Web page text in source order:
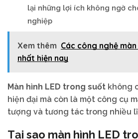
lại những lợi ích không ngờ
nghiệp
Xem thêm Các công nghệ
nhất hiện nay
Màn hình LED trong suốt không
hiện đại mà còn là một công cụ
tượng và tương tác trong nhiều
Tại sao màn hình LED